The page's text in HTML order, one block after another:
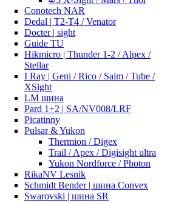
Conotech NAR
Dedal | T2-T4 / Venator
Docter | sight
Guide TU
Hikmicro | Thunder 1-2 / Alpex /
Stellar
I Ray | Geni / Rico / Saim / Tube /
XSight
LM шина
Pard 1+2 | SA/NV008/LRF
Picatinny
Pulsar & Yukon
Thermion / Digex
Trail / Apex / Digisight ultra
Yukon Nordforce / Photon
RikaNV Lesnik
Schmidt Bender | шина Convex
Swarovski | шина SR